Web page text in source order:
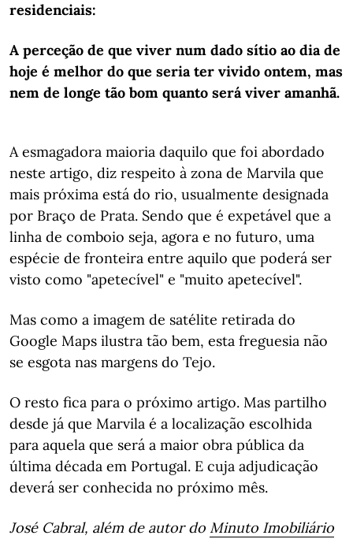
residenciais:
A perceção de que viver num dado sítio ao dia de
hoje é melhor do que seria ter vivido ontem, mas
nem de longe tão bom quanto será viver amanhã.
A esmagadora maioria daquilo que foi abordado
neste artigo, diz respeito à zona de Marvila que
mais próxima está do rio, usualmente designada
por Braço de Prata. Sendo que é expetável que a
linha de comboio seja, agora e no futuro, uma
espécie de fronteira entre aquilo que poderá ser
visto como "apetecível" e "muito apetecível".
Mas como a imagem de satélite retirada do
Google Maps ilustra tão bem, esta freguesia não
se esgota nas margens do Tejo.
O resto fica para o próximo artigo. Mas partilho
desde já que Marvila é a localização escolhida
para aquela que será a maior obra pública da
última década em Portugal. E cuja adjudicação
deverá ser conhecida no próximo mês.
José Cabral, além de autor do Minuto Imobiliário